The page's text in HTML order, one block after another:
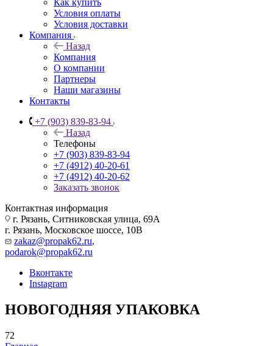
Как купить
Условия оплаты
Условия доставки
Компания
Назад
Компания
О компании
Партнеры
Наши магазины
Контакты
+7 (903) 839-83-94
Назад
Телефоны
+7 (903) 839-83-94
+7 (4912) 40-20-61
+7 (4912) 40-20-62
Заказать звонок
Контактная информация
г. Рязань, Ситниковская улица, 69А
г. Рязань, Московское шоссе, 10В
zakaz@propak62.ru,
podarok@propak62.ru
Вконтакте
Instagram
НОВОГОДНЯЯ УПАКОВКА
72